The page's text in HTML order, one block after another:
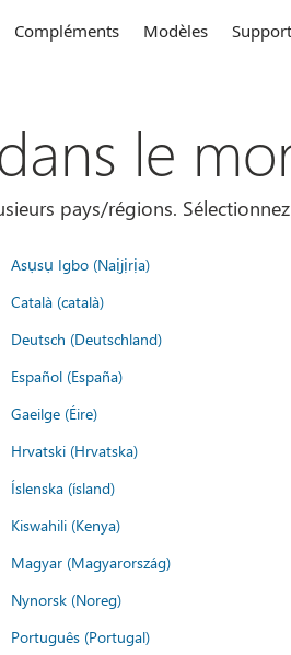
Compléments Modèles
le
pays/régions.
Asụsụ Igbo (Naịjịrịa)
Català (català)
Deutsch (Deutschland)
Español (España)
Gaeilge (Éire)
Hrvatski (Hrvatska)
Íslenska (ísland)
Kiswahili (Kenya)
Magyar (Magyarország)
Nynorsk (Noreg)
Português (Portugal)